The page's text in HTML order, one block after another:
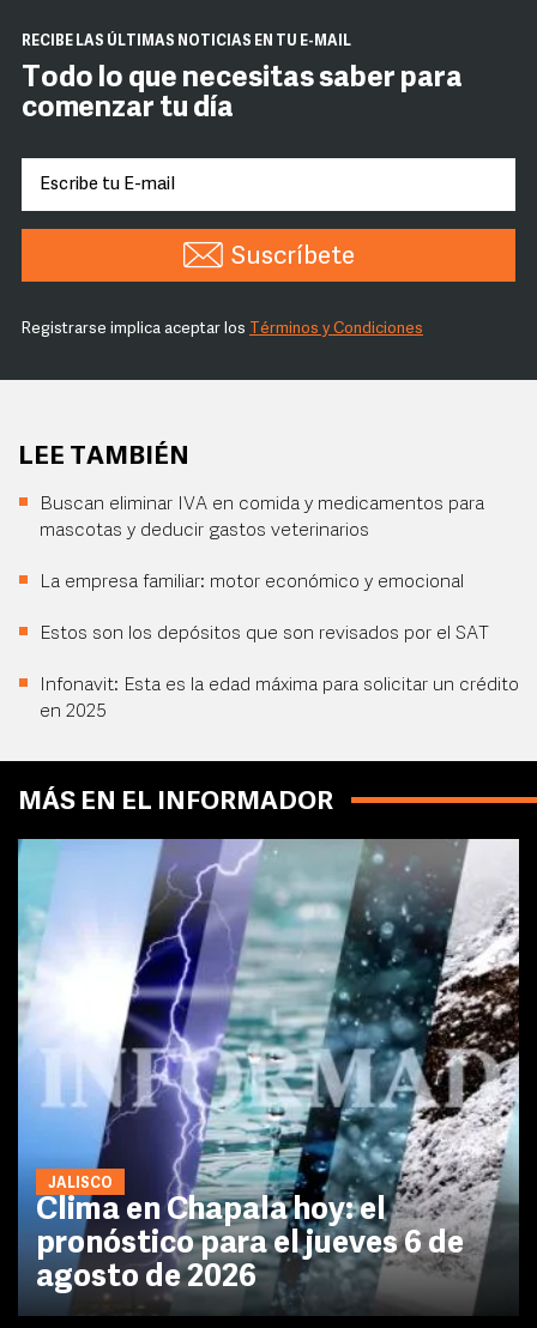
RECIBE LAS ÚLTIMAS NOTICIAS EN TU E-MAIL
Todo lo que necesitas saber para
comenzar tu día
Suscríbete
Registrarse implica aceptar los Términos y Condiciones
LEE TAMBIÉN
Buscan eliminar IVA en comida y medicamentos para
mascotas y deducir gastos veterinarios
La empresa familiar: motor económico y emocional
Estos son los depósitos que son revisados por el SAT
Infonavit: Esta es la edad máxima para solicitar un crédito
en 2025
MÁS EN EL INFORMADOR
JALISCO
Clima en Chapala hoy: el
pronóstico para el jueves 6 de
agosto de 2026